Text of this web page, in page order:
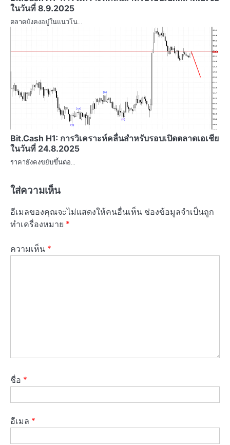
ในวันที่ 8.9.2025
ตลาดยังคงอยู่ในแนวโน…
Bit.Cash H1: การวิเคราะห์คลื่นสำหรับรอบเปิดตลาดเอเชีย
ในวันที่ 24.8.2025
ราคายังคงขยับขึ้นต่อ…
ใส่ความเห็น
อีเมลของคุณจะไม่แสดงให้คนอื่นเห็น ช่องข้อมูลจำเป็นถูก
ทำเครื่องหมาย *
ความเห็น *
ชื่อ *
อีเมล *